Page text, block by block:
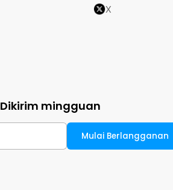
X
Dikirim mingguan
Mulai Berlangganan